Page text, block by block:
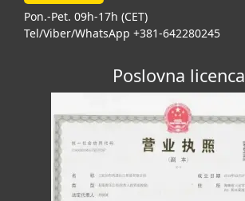
Pon.-Pet. 09h-17h (CET)
Tel/Viber/WhatsApp +381-642280245
Poslovna licenca